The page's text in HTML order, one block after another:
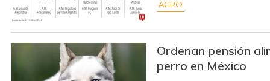
AGRO
Ordenan pensión
perro en México